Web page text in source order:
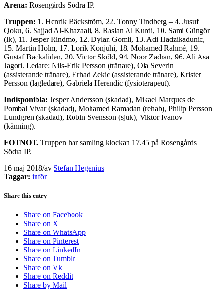
Arena: Rosengårds Södra IP.
Truppen: 1. Henrik Bäckström, 22. Tonny Tindberg – 4. Jusuf
Qoku, 6. Sajjad Al-Khazaali, 8. Raslan Al Kurdi, 10. Sami Güngör
(lk), 11. Jesper Rindmo, 12. Dylan Gomli, 13. Adi Hadzikadunic,
15. Martin Holm, 17. Lorik Konjuhi, 18. Mohamed Rahmé, 19.
Gustaf Backaliden, 20. Victor Sköld, 94. Noor Zadran, 96. Ali Asa
Jagori. Ledare: Nils-Erik Persson (tränare), Ola Severin
(assisterande tränare), Erhad Zekic (assisterande tränare), Krister
Persson (lagledare), Gabriela Herendic (fysioterapeut).
Indisponibla: Jesper Andersson (skadad), Mikael Marques de
Pombal Vivar (skadad), Mohamed Ramadan (rehab), Philip Persson
Lundgren (skadad), Robin Svensson (sjuk), Viktor Ivanov
(känning).
FOTNOT. Truppen har samling klockan 17.45 på Rosengårds
Södra IP.
16 maj 2018/av Stefan Hegenius
Taggar: inför
Share this entry
Share on Facebook
Share on X
Share on WhatsApp
Share on Pinterest
Share on LinkedIn
Share on Tumblr
Share on Vk
Share on Reddit
Share by Mail